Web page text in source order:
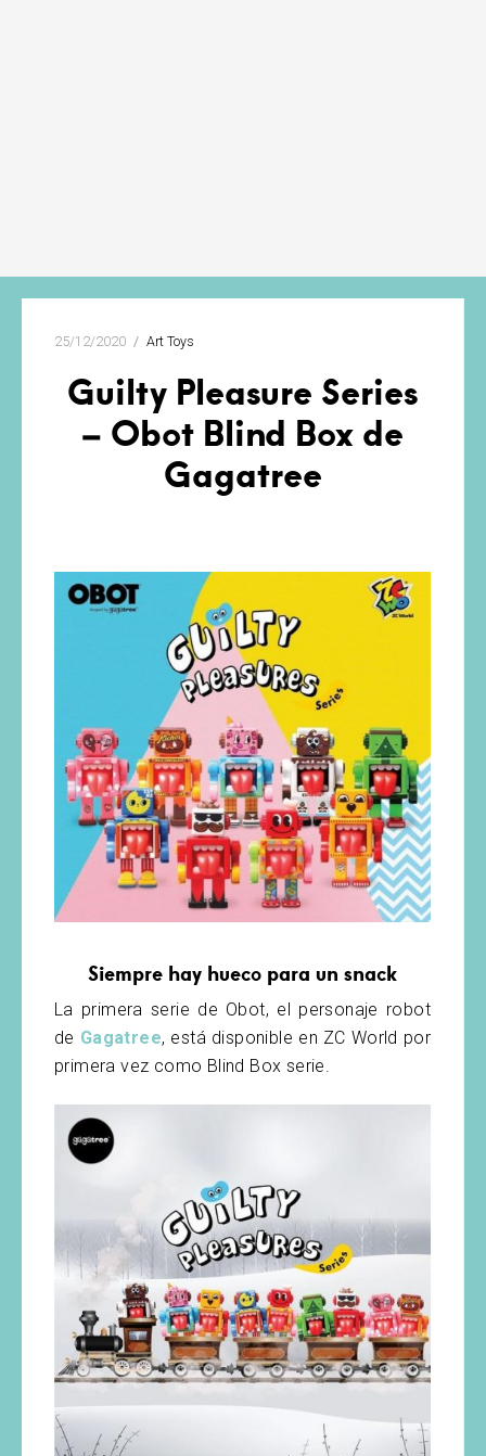
25/12/2020 Art Toys
Guilty Pleasure Series
– Obot Blind Box de
Gagatree
Siempre hay hueco para un snack
La primera serie de Obot, el personaje robot
de Gagatree, está disponible en ZC World por
primera vez como Blind Box serie.